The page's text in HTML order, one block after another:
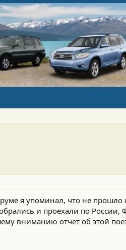
я упоминал, что не прошло
и проехали по
вниманию отчёт об этой